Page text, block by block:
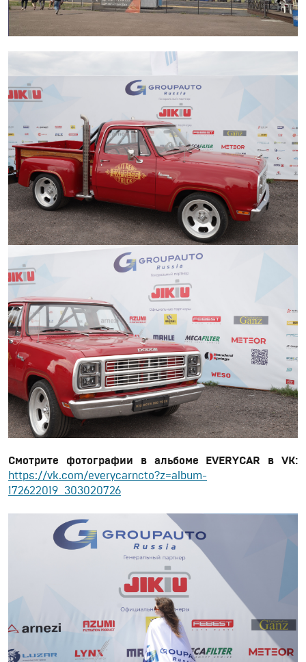
Смотрите фотографии в альбоме EVERYCAR в VK:
https://vk.com/everycarncto?z=album-
172622019_303020726